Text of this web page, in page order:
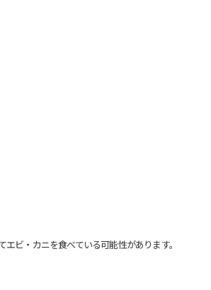
ビ・カニを食べている可能性があります。